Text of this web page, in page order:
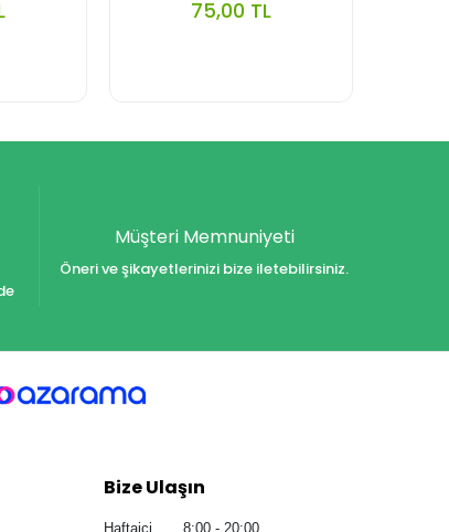
75,00 TL
Müşteri Memnuniyeti
Öneri ve şikayetlerinizi bize iletebilirsiniz.
Bize Ulaşın
Haftaiçi 8:00 - 20:00